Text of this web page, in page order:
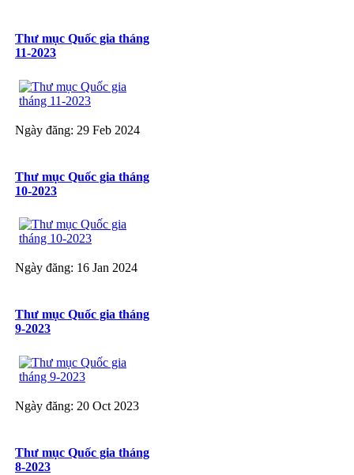
Thư mục Quốc gia tháng
11-2023
Ngày đăng: 29 Feb 2024
Thư mục Quốc gia tháng
10-2023
Ngày đăng: 16 Jan 2024
Thư mục Quốc gia tháng
9-2023
Ngày đăng: 20 Oct 2023
Thư mục Quốc gia tháng
8-2023